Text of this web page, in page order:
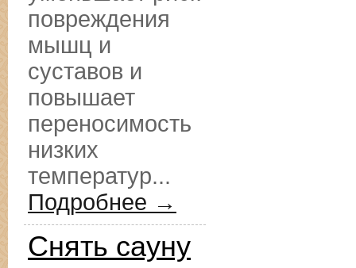
повреждения
мышц и
суставов и
повышает
переносимость
низких
температур...
Подробнее →
Снять сауну